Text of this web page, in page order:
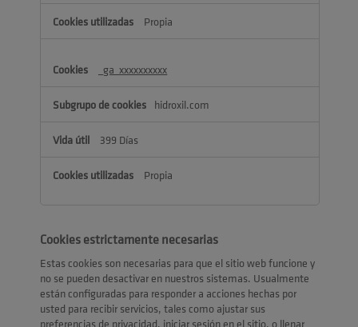
Propia
_ga_xxxxxxxxxx
hidroxil.com
399 Días
Propia
Cookies estrictamente necesarias
Estas cookies son necesarias para que el sitio web funcione y
no se pueden desactivar en nuestros sistemas. Usualmente
están configuradas para responder a acciones hechas por
usted para recibir servicios, tales como ajustar sus
preferencias de privacidad, iniciar sesión en el sitio, o llenar